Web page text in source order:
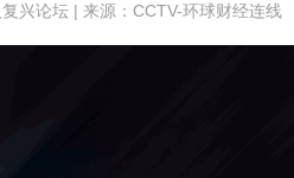
兴论坛 | 来源：CCTV-环球财经连线